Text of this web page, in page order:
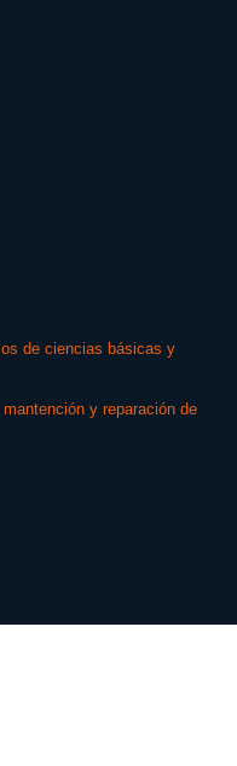
de ciencias básicas y
y reparación de